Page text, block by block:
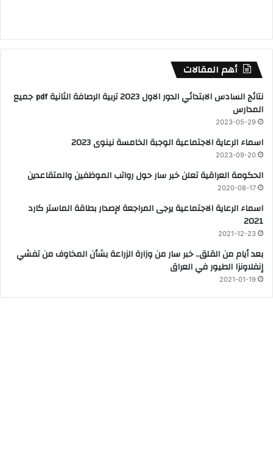
أهم المقالات
نتائج السادس الابتدائي الدور الاول 2023 تربية الرصافة الثانية pdf جميع
المدارس
2023-05-29
اسماء الرعاية الاجتماعية الوجبة الخامسة نينوى 2023
2023-09-20
الحكومة العراقية تعلن خبر سار حول رواتب الموظفين والمتقاعدين
2020-08-17
اسماء الرعاية الاجتماعية يرجى المراجعة لإصدار بطاقة الماستر كارد
2021
2021-12-23
بعد أيام من القلق.. خبر سار من وزارة الزراعة بشأن المخاوف من تفشي
إنفلاونزا الطيور في العراق
2021-01-19